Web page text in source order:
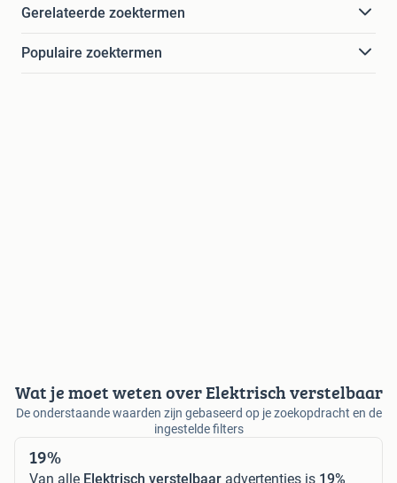
Gerelateerde zoektermen
Populaire zoektermen
Wat je moet weten over Elektrisch verstelbaar
De onderstaande waarden zijn gebaseerd op je zoekopdracht en de
ingestelde filters
19%
Van alle Elektrisch verstelbaar advertenties is 19%